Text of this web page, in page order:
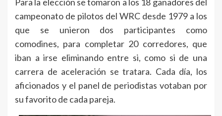
Para la elección se tomaron a los 18 ganadores del
campeonato de pilotos del WRC desde 1979 a los
que se unieron dos participantes como
comodines, para completar 20 corredores, que
iban a irse eliminando entre si, como si de una
carrera de aceleración se tratara. Cada día, los
aficionados y el panel de periodistas votaban por
su favorito de cada pareja.